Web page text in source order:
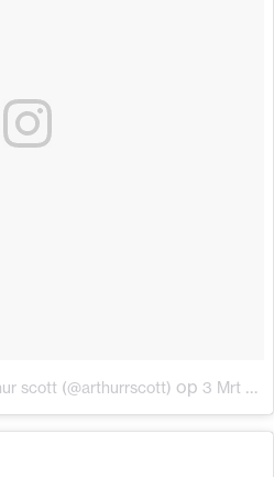
scott (@arthurrscott) op 3 Mrt 2018 om 12:08 (PST)